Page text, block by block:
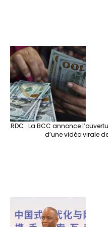
RDC : La BCC annonce
d’une vidéo virale